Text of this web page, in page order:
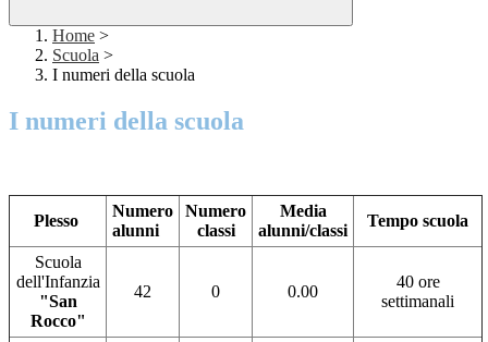
Home >
Scuola >
I numeri della scuola
I numeri della scuola
Plesso
Numero
alunni
Numero
classi
Media
alunni/classi
Tempo scuola
Scuola
dell'Infanzia
"San
Rocco"
42 0 0.00
40 ore
settimanali